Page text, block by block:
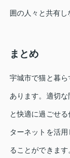
囲の人々と共有し
まとめ
宇城市で猫と暮
あります。適切
と快適に過ごせ
ターネットを活
ることができま